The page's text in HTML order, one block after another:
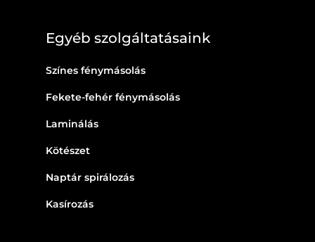
Egyéb szolgáltatásaink
Színes fénymásolás
Fekete-fehér fénymásolás
Laminálás
Kötészet
Naptár spirálozás
Kasírozás